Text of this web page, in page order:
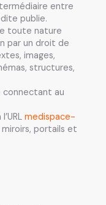
entre
publie.
toute nature
par un droit de
images,
structures,
connectant au
medispace-
portails et